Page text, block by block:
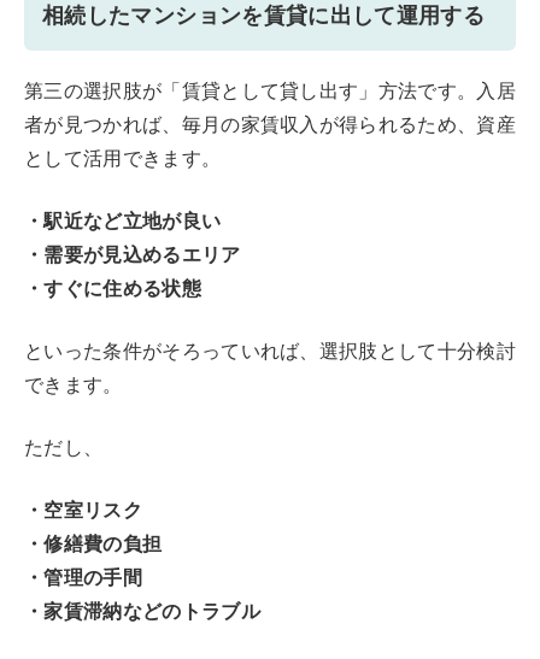
相続したマンションを賃貸に出して運用する
第三の選択肢が「賃貸として貸し出す」方法です。入居
者が見つかれば、毎月の家賃収入が得られるため、資産
として活用できます。
・駅近など立地が良い
・需要が見込めるエリア
・すぐに住める状態
といった条件がそろっていれば、選択肢として十分検討
できます。
ただし、
・空室リスク
・修繕費の負担
・管理の手間
・家賃滞納などのトラブル